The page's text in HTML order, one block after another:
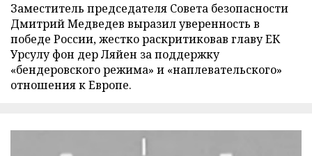
Заместитель председателя Совета безопасности
Дмитрий Медведев выразил уверенность в
победе России, жестко раскритиковав главу ЕК
Урсулу фон дер Ляйен за поддержку
«бендеровского режима» и «наплевательского»
отношения к Европе.